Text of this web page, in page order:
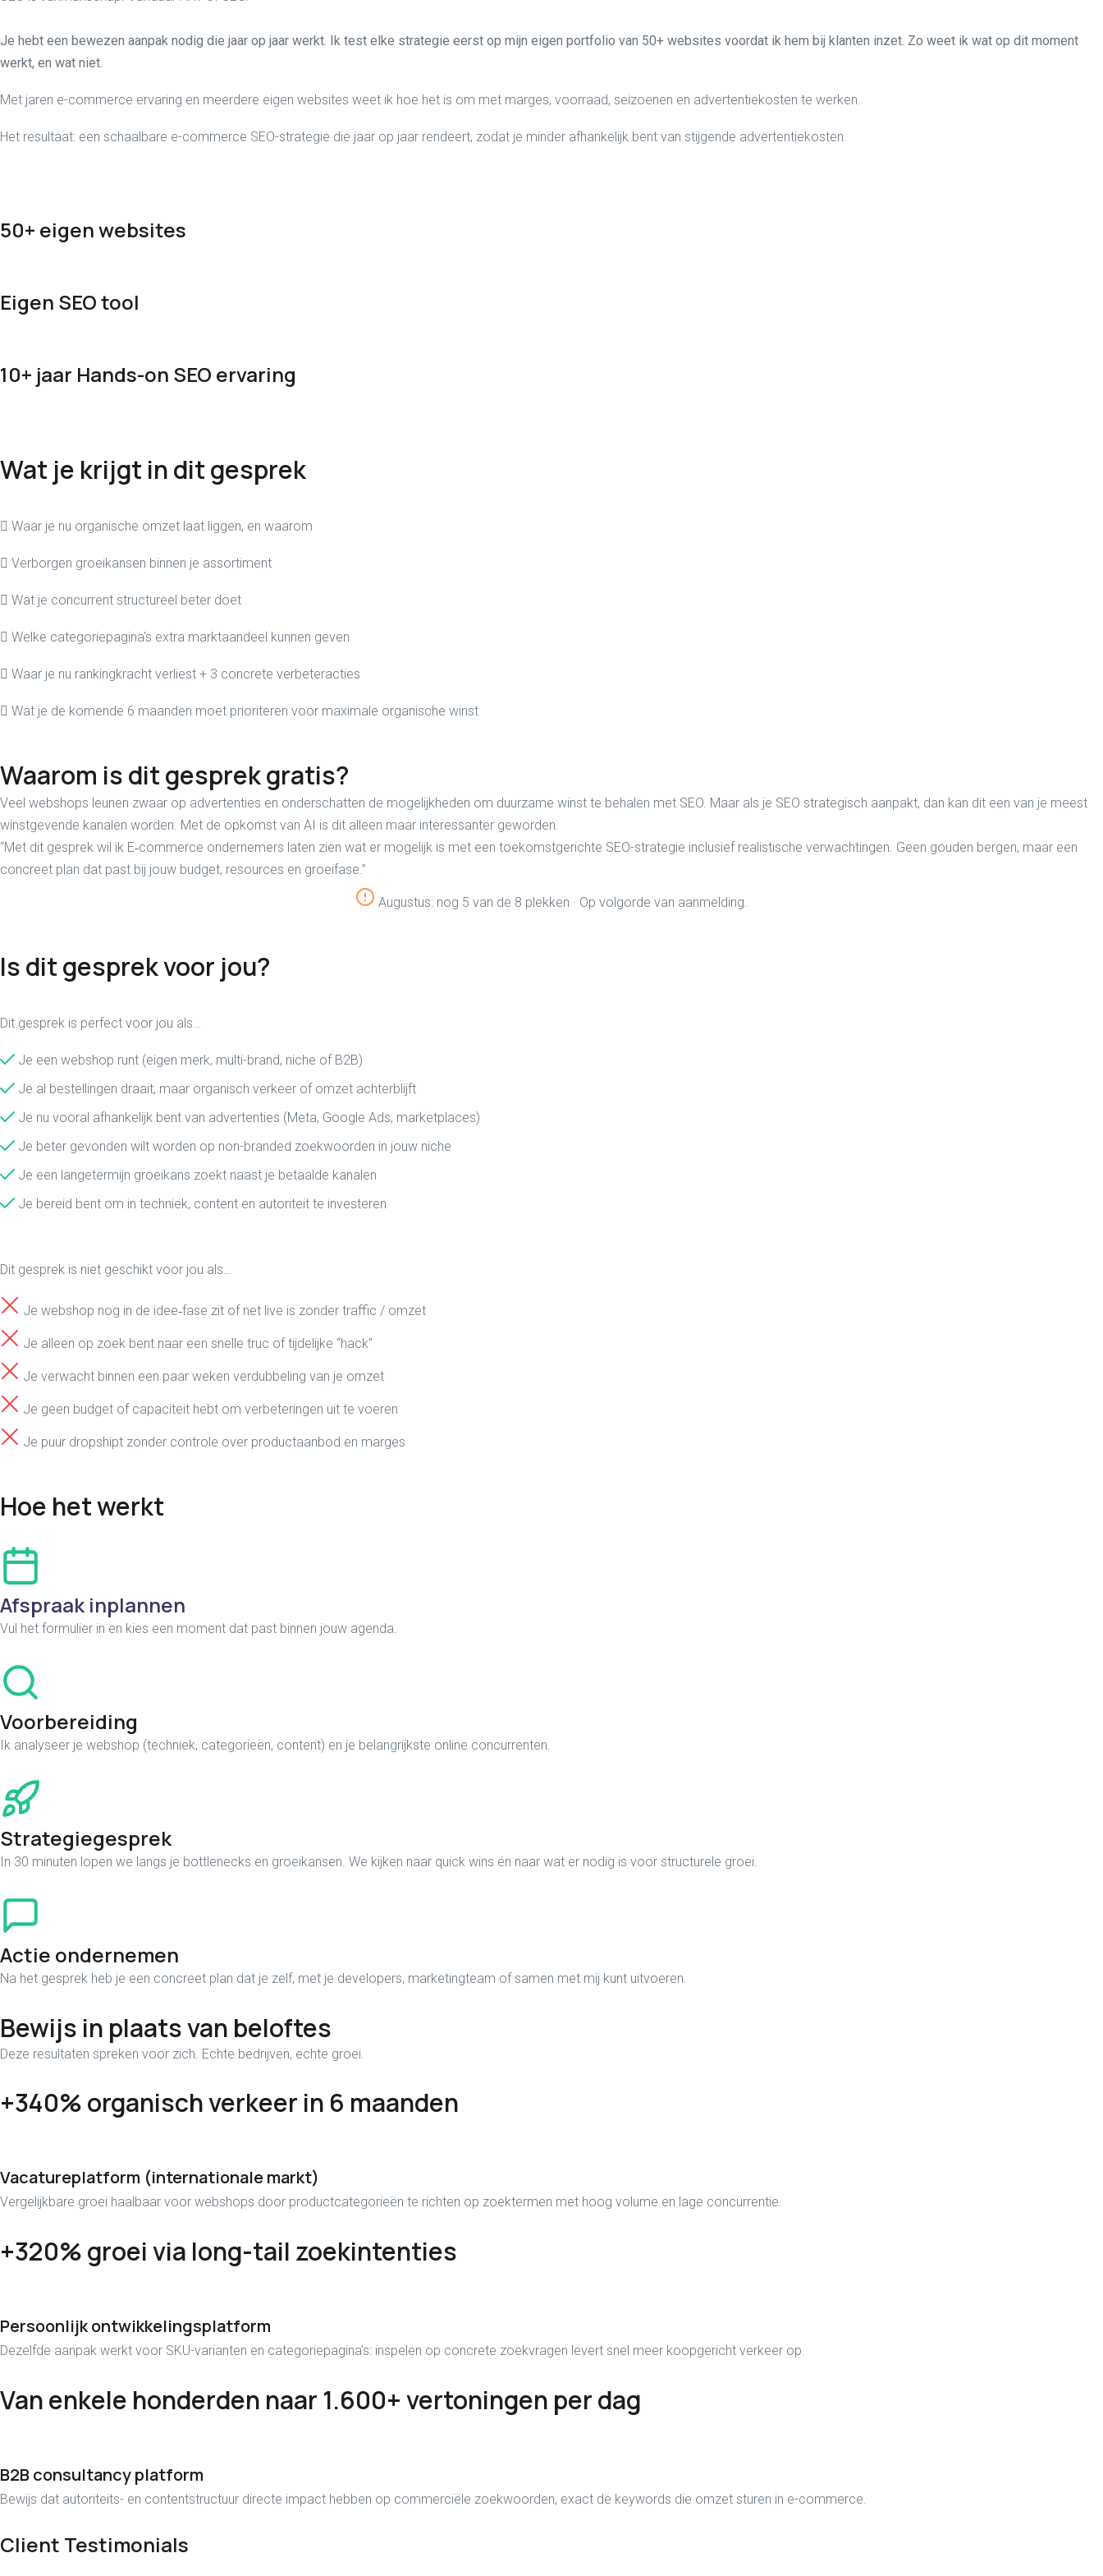
Je hebt een bewezen aanpak nodig die jaar op jaar werkt. Ik test elke strategie eerst op mijn eigen portfolio van 50+ websites voordat ik hem bij klanten inzet. Zo weet ik wat op dit moment
werkt, en wat niet.
Met jaren e-commerce ervaring en meerdere eigen websites weet ik hoe het is om met marges, voorraad, seizoenen en advertentiekosten te werken.
Het resultaat: een schaalbare e-commerce SEO-strategie die jaar op jaar rendeert, zodat je minder afhankelijk bent van stijgende advertentiekosten.
50+ eigen websites
Eigen SEO tool
10+ jaar Hands-on SEO ervaring
Wat je krijgt in dit gesprek
Waar je nu organische omzet laat liggen, en waarom
Verborgen groeikansen binnen je assortiment
Wat je concurrent structureel beter doet
Welke categoriepagina's extra marktaandeel kunnen geven
Waar je nu rankingkracht verliest + 3 concrete verbeteracties
Wat je de komende 6 maanden moet prioriteren voor maximale organische winst
Waarom is dit gesprek gratis?
Veel webshops leunen zwaar op advertenties en onderschatten de mogelijkheden om duurzame winst te behalen met SEO. Maar als je SEO strategisch aanpakt, dan kan dit een van je meest
winstgevende kanalen worden. Met de opkomst van AI is dit alleen maar interessanter geworden.
“Met dit gesprek wil ik E‑commerce ondernemers laten zien wat er mogelijk is met een toekomstgerichte SEO-strategie inclusief realistische verwachtingen. Geen gouden bergen, maar een
concreet plan dat past bij jouw budget, resources en groeifase.”
Augustus: nog 5 van de 8 plekken · Op volgorde van aanmelding.
Is dit gesprek voor jou?
Dit gesprek is perfect voor jou als…
Je een webshop runt (eigen merk, multi-brand, niche of B2B)
Je al bestellingen draait, maar organisch verkeer of omzet achterblijft
Je nu vooral afhankelijk bent van advertenties (Meta, Google Ads, marketplaces)
Je beter gevonden wilt worden op non-branded zoekwoorden in jouw niche
Je een langetermijn groeikans zoekt naast je betaalde kanalen
Je bereid bent om in techniek, content en autoriteit te investeren
Dit gesprek is niet geschikt voor jou als…
Je webshop nog in de idee‑fase zit of net live is zonder traffic / omzet
Je alleen op zoek bent naar een snelle truc of tijdelijke “hack”
Je verwacht binnen een paar weken verdubbeling van je omzet
Je geen budget of capaciteit hebt om verbeteringen uit te voeren
Je puur dropshipt zonder controle over productaanbod en marges
Hoe het werkt
Afspraak inplannen
Vul het formulier in en kies een moment dat past binnen jouw agenda.
Voorbereiding
Ik analyseer je webshop (techniek, categorieën, content) en je belangrijkste online concurrenten.
Strategiegesprek
In 30 minuten lopen we langs je bottlenecks en groeikansen. We kijken naar quick wins én naar wat er nodig is voor structurele groei.
Actie ondernemen
Na het gesprek heb je een concreet plan dat je zelf, met je developers, marketingteam of samen met mij kunt uitvoeren.
Bewijs in plaats van beloftes
Deze resultaten spreken voor zich. Echte bedrijven, echte groei.
+340% organisch verkeer in 6 maanden
Vacatureplatform (internationale markt)
Vergelijkbare groei haalbaar voor webshops door productcategorieën te richten op zoektermen met hoog volume en lage concurrentie.
+320% groei via long-tail zoekintenties
Persoonlijk ontwikkelingsplatform
Dezelfde aanpak werkt voor SKU-varianten en categoriepagina’s: inspelen op concrete zoekvragen levert snel meer koopgericht verkeer op.
Van enkele honderden naar 1.600+ vertoningen per dag
B2B consultancy platform
Bewijs dat autoriteits- en contentstructuur directe impact hebben op commerciële zoekwoorden, exact de keywords die omzet sturen in e-commerce.
Client Testimonials